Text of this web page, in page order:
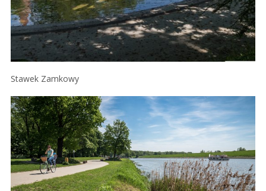
Stawek Zamkowy